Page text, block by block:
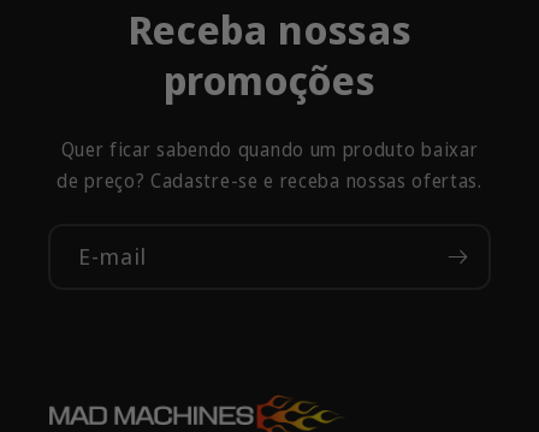
Receba nossas
promoções
Quer ficar sabendo quando um produto baixar
de preço? Cadastre-se e receba nossas ofertas.
E-mail